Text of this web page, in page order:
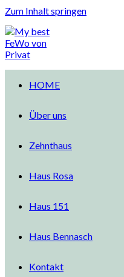
Zum Inhalt springen
HOME
Über uns
Zehnthaus
Haus Rosa
Haus 151
Haus Bennasch
Kontakt